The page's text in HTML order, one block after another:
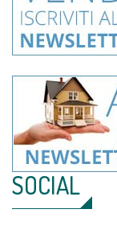
SOCIAL